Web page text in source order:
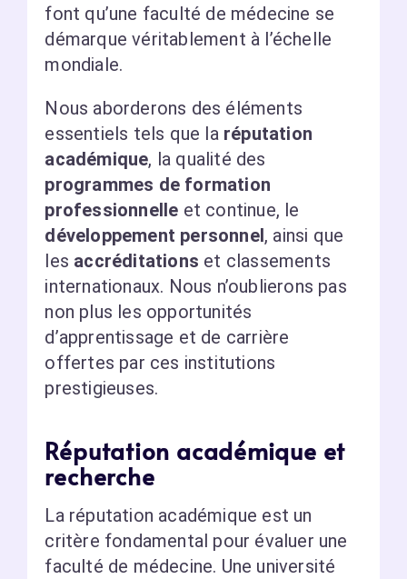
font qu’une faculté de médecine se
démarque véritablement à l’échelle
mondiale.
Nous aborderons des éléments
essentiels tels que la réputation
académique, la qualité des
programmes de formation
professionnelle et continue, le
développement personnel, ainsi que
les accréditations et classements
internationaux. Nous n’oublierons pas
non plus les opportunités
d’apprentissage et de carrière
offertes par ces institutions
prestigieuses.
Réputation académique et
recherche
La réputation académique est un
critère fondamental pour évaluer une
faculté de médecine. Une université